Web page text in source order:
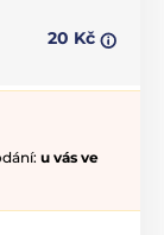
20 Kč
u vás ve